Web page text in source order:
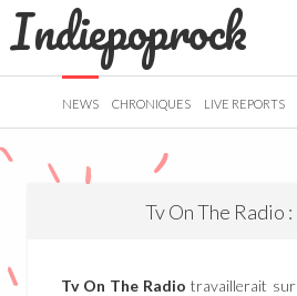
Indiepoprock
NEWS CHRONIQUES LIVE REPORTS
Tv On The Radio
Tv On The Radio travaillerait sur